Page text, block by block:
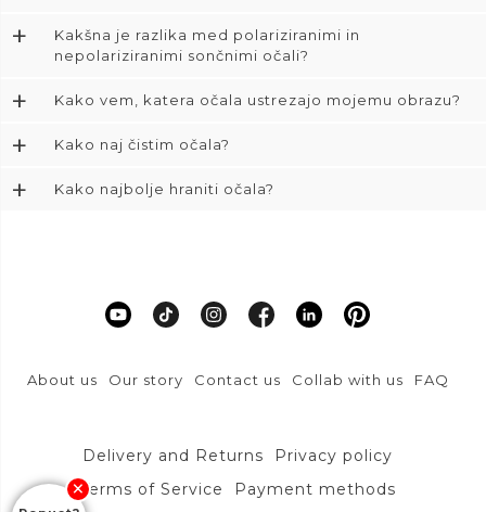
+
Kakšna je razlika med polariziranimi in
nepolariziranimi sončnimi očali?
+ Kako vem, katera očala ustrezajo mojemu obrazu?
+ Kako naj čistim očala?
+ Kako najbolje hraniti očala?
About us Our story Contact us Collab with us FAQ
Delivery and Returns
Privacy policy
Terms of Service
Payment methods